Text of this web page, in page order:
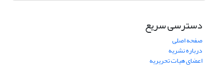
دسترسی سریع
صفحه اصلی
درباره نشریه
اعضای هیات تحریریه